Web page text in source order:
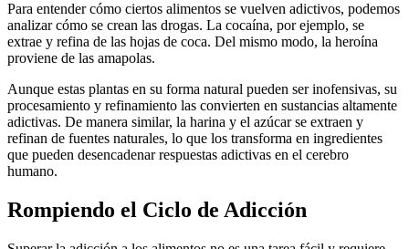
Para entender cómo ciertos alimentos se vuelven adictivos, podemos
analizar cómo se crean las drogas. La cocaína, por ejemplo, se
extrae y refina de las hojas de coca. Del mismo modo, la heroína
proviene de las amapolas.
Aunque estas plantas en su forma natural pueden ser inofensivas, su
procesamiento y refinamiento las convierten en sustancias altamente
adictivas. De manera similar, la harina y el azúcar se extraen y
refinan de fuentes naturales, lo que los transforma en ingredientes
que pueden desencadenar respuestas adictivas en el cerebro
humano.
Rompiendo el Ciclo de Adicción